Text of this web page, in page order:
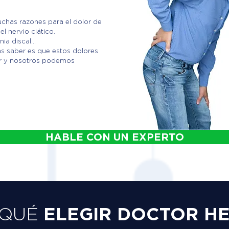
razones para el dolor de
nervio ciático.
discal...
saber es que estos dolores
y nosotros podemos
HABLE CON UN EXPERTO
ELEGIR DOCTOR